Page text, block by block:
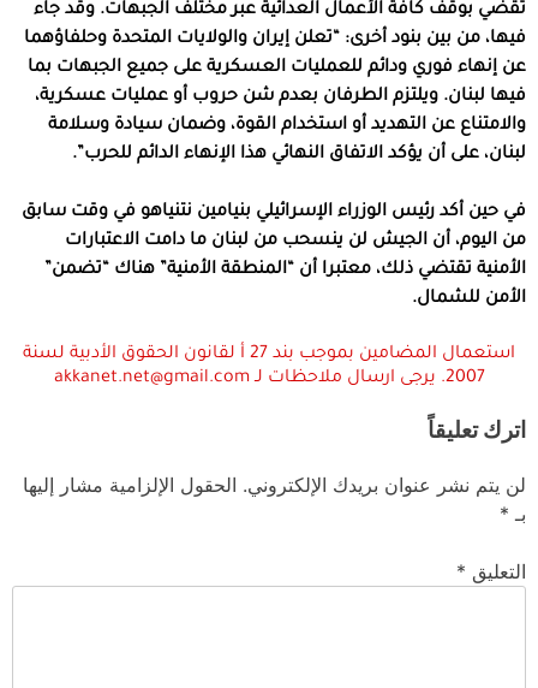
تقضي بوقف كافة الأعمال العدائية عبر مختلف الجبهات. وقد جاء
فيها، من بين بنود أخرى: “تعلن إيران والولايات المتحدة وحلفاؤهما
عن إنهاء فوري ودائم للعمليات العسكرية على جميع الجبهات بما
فيها لبنان. ويلتزم الطرفان بعدم شن حروب أو عمليات عسكرية،
والامتناع عن التهديد أو استخدام القوة، وضمان سيادة وسلامة
لبنان، على أن يؤكد الاتفاق النهائي هذا الإنهاء الدائم للحرب”.
في حين أكد رئيس الوزراء الإسرائيلي بنيامين نتنياهو في وقت سابق
من اليوم، أن الجيش لن ينسحب من لبنان ما دامت الاعتبارات
الأمنية تقتضي ذلك، معتبرا أن “المنطقة الأمنية” هناك “تضمن”
الأمن للشمال.
استعمال المضامين بموجب بند 27 أ لقانون الحقوق الأدبية لسنة
2007. يرجى ارسال ملاحظات لـ akkanet.net@gmail.com
اترك تعليقاً
لن يتم نشر عنوان بريدك الإلكتروني. الحقول الإلزامية مشار إليها
بـ *
التعليق *